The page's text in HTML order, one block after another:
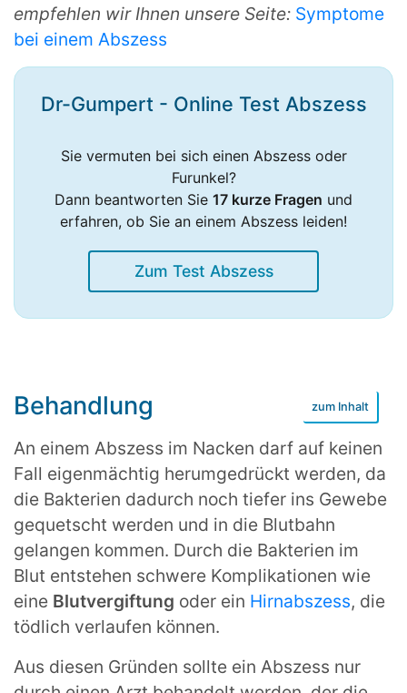
empfehlen wir Ihnen unsere Seite: Symptome
bei einem Abszess
Dr-Gumpert - Online Test Abszess
Sie vermuten bei sich einen Abszess oder
Furunkel?
Dann beantworten Sie 17 kurze Fragen und
erfahren, ob Sie an einem Abszess leiden!
Zum Test Abszess
Behandlung
An einem Abszess im Nacken darf auf keinen
Fall eigenmächtig herumgedrückt werden, da
die Bakterien dadurch noch tiefer ins Gewebe
gequetscht werden und in die Blutbahn
gelangen kommen. Durch die Bakterien im
Blut entstehen schwere Komplikationen wie
eine Blutvergiftung oder ein Hirnabszess, die
tödlich verlaufen können.
Aus diesen Gründen sollte ein Abszess nur